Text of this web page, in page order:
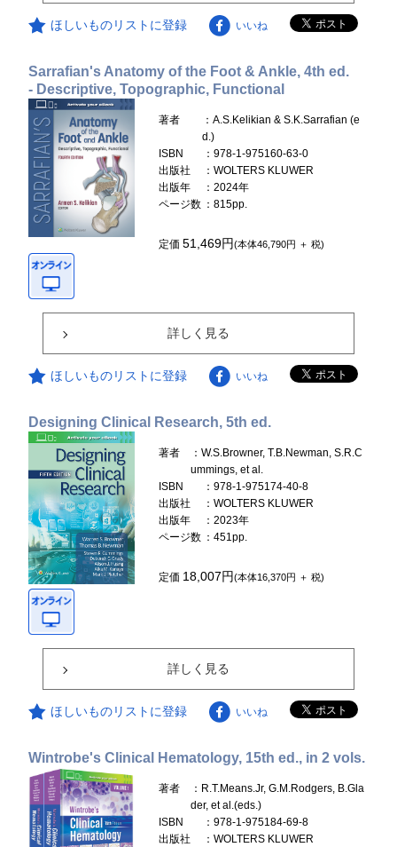
ほしいものリストに登録 いいね
Sarrafian's Anatomy of the Foot & Ankle, 4th ed.
- Descriptive, Topographic, Functional
著者
：A.S.Kelikian & S.K.Sarrafian (e
d.)
ISBN
：978-1-975160-63-0
出版社
：WOLTERS KLUWER
出版年
：2024年
ページ数 ：815pp.
定価51,469円(本体46,790円 ＋ 税)
詳しく見る
ほしいものリストに登録 いいね
Designing Clinical Research, 5th ed.
著者
：W.S.Browner, T.B.Newman, S.R.C
ummings, et al.
ISBN
：978-1-975174-40-8
出版社
：WOLTERS KLUWER
出版年
：2023年
ページ数 ：451pp.
定価 18,007円(本体16,370円 ＋ 税)
詳しく見る
ほしいものリストに登録 いいね
Wintrobe's Clinical Hematology, 15th ed., in 2 vols.
著者
：R.T.Means.Jr, G.M.Rodgers, B.Gla
der, et al.(eds.)
ISBN
：978-1-975184-69-8
出版社
：WOLTERS KLUWER